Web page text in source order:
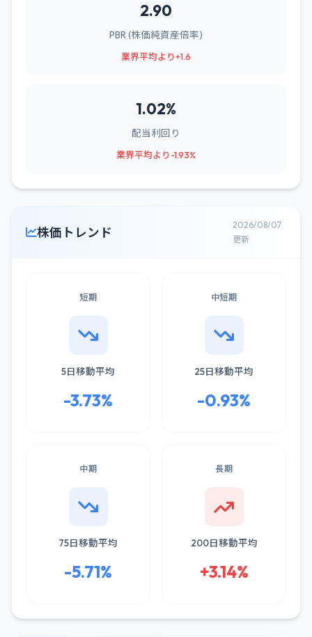
2.90
PBR (株価純資産倍率)
業界平均より+1.6
1.02%
配当利回り
業界平均より-1.93%
株価トレンド
2026/08/07
更新
短期
5日移動平均
-3.73%
中短期
25日移動平均
-0.93%
中期
75日移動平均
-5.71%
長期
200日移動平均
+3.14%